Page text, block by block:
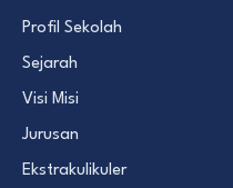
Profil Sekolah
Sejarah
Visi Misi
Jurusan
Ekstrakulikuler